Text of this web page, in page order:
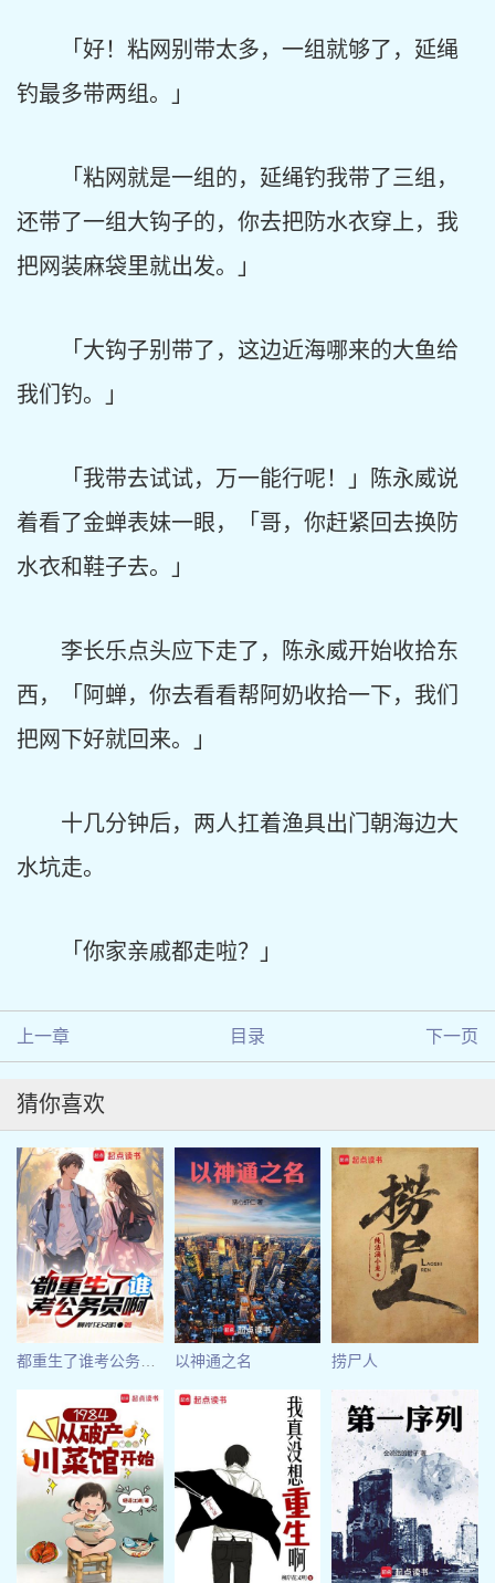
「好！粘网别带太多，一组就够了，延绳
钓最多带两组。」
「粘网就是一组的，延绳钓我带了三组，
还带了一组大钩子的，你去把防水衣穿上，我
把网装麻袋里就出发。」
「大钩子别带了，这边近海哪来的大鱼给
我们钓。」
「我带去试试，万一能行呢！」陈永威说
着看了金蝉表妹一眼，「哥，你赶紧回去换防
水衣和鞋子去。」
李长乐点头应下走了，陈永威开始收拾东
西，「阿蝉，你去看看帮阿奶收拾一下，我们
把网下好就回来。」
十几分钟后，两人扛着渔具出门朝海边大
水坑走。
「你家亲戚都走啦？」
上一章 目录 下一页
猜你喜欢
以神通之名 捞尸人